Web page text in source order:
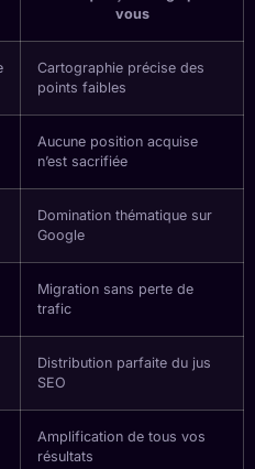
vous
Cartographie précise des
points faibles
Aucune position acquise
n’est sacrifiée
Domination thématique sur
Google
Migration sans perte de
trafic
Distribution parfaite du jus
SEO
Amplification de tous vos
résultats